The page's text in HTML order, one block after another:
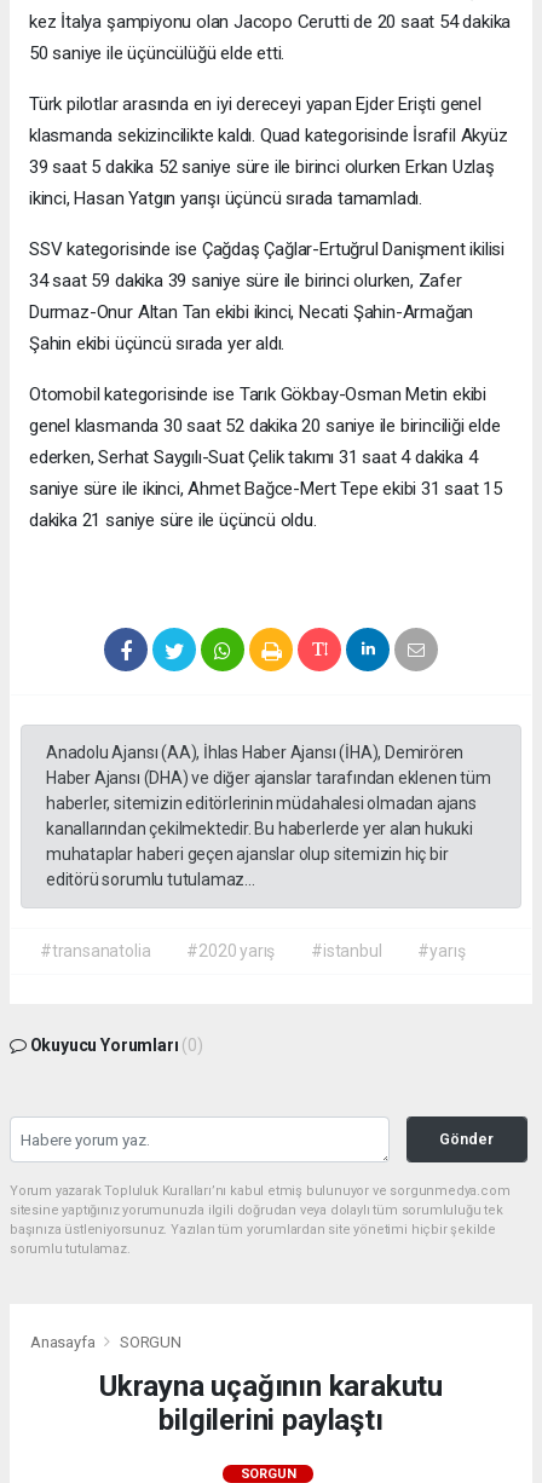
kez İtalya şampiyonu olan Jacopo Cerutti de 20 saat 54 dakika
50 saniye ile üçüncülüğü elde etti.
Türk pilotlar arasında en iyi dereceyi yapan Ejder Erişti genel
klasmanda sekizincilikte kaldı. Quad kategorisinde İsrafil Akyüz
39 saat 5 dakika 52 saniye süre ile birinci olurken Erkan Uzlaş
ikinci, Hasan Yatgın yarışı üçüncü sırada tamamladı.
SSV kategorisinde ise Çağdaş Çağlar-Ertuğrul Danişment ikilisi
34 saat 59 dakika 39 saniye süre ile birinci olurken, Zafer
Durmaz-Onur Altan Tan ekibi ikinci, Necati Şahin-Armağan
Şahin ekibi üçüncü sırada yer aldı.
Otomobil kategorisinde ise Tarık Gökbay-Osman Metin ekibi
genel klasmanda 30 saat 52 dakika 20 saniye ile birinciliği elde
ederken, Serhat Saygılı-Suat Çelik takımı 31 saat 4 dakika 4
saniye süre ile ikinci, Ahmet Bağce-Mert Tepe ekibi 31 saat 15
dakika 21 saniye süre ile üçüncü oldu.
Anadolu Ajansı (AA), İhlas Haber Ajansı (İHA), Demirören
Haber Ajansı (DHA) ve diğer ajanslar tarafından eklenen tüm
haberler, sitemizin editörlerinin müdahalesi olmadan ajans
kanallarından çekilmektedir. Bu haberlerde yer alan hukuki
muhataplar haberi geçen ajanslar olup sitemizin hiç bir
editörü sorumlu tutulamaz...
#transanatolia #2020 yarış #istanbul #yarış
Okuyucu Yorumları (0)
Gönder
Yorum yazarak Topluluk Kuralları’nı kabul etmiş bulunuyor ve sorgunmedya.com
sitesine yaptığınız yorumunuzla ilgili doğrudan veya dolaylı tüm sorumluluğu tek
başınıza üstleniyorsunuz. Yazılan tüm yorumlardan site yönetimi hiçbir şekilde
sorumlu tutulamaz.
Anasayfa SORGUN
Ukrayna uçağının karakutu
bilgilerini paylaştı
SORGUN